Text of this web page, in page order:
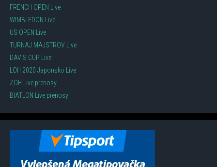
FRENCH OPEN Live
WIMBLEDON Live
US OPEN Live
TURNAJ MAJSTROV Live
DAVIS CUP Live
LOH 2020 Japonsko Live
ZOH Live prenosy
BIATLON Live prenosy